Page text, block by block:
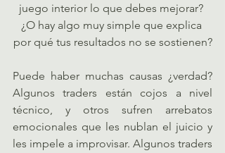
juego interior lo que debes mejorar?
¿O hay algo muy simple que explica
por qué tus resultados no se sostienen?
Puede haber muchas causas ¿verdad?
Algunos traders están cojos a nivel
técnico, y otros sufren arrebatos
emocionales que les nublan el juicio y
les impele a improvisar. Algunos traders